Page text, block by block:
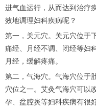
进气血运行，从而达到治疗
效地调理妇科疾病呢？
第一，关元穴。关元穴位于
痛经、月经不调、闭经等妇
月经，缓解疼痛。
第二，气海穴。气海穴位于
穴位之一。艾灸气海穴可以
孕、盆腔炎等妇科疾病有很